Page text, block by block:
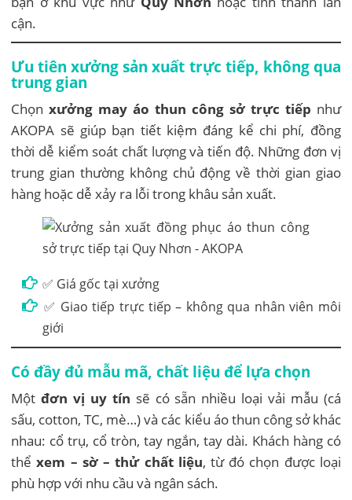
cận.
Ưu tiên xưởng sản xuất trực tiếp, không qua
trung gian
Chọnxưởng may áo thun công sở trực tiếp như
AKOPA sẽ giúp bạn tiết kiệm đáng kể chi phí, đồng
thời dễ kiểm soát chất lượng và tiến độ. Những đơn vị
trung gian thường không chủ động về thời gian giao
hàng hoặc dễ xảy ra lỗi trong khâu sản xuất.
✅ Giá gốc tại xưởng
✅ Giao tiếp trực tiếp – không qua nhân viên môi
giới
Có đầy đủ mẫu mã, chất liệu để lựa chọn
Mộtđơn vị uy tín sẽ có sẵn nhiều loại vải mẫu (cá
sấu, cotton, TC, mè…) và các kiểu áo thun công sở khác
nhau: cổ trụ, cổ tròn, tay ngắn, tay dài. Khách hàng có
thểxem – sờ – thử chất liệu, từ đó chọn được loại
phù hợp với nhu cầu và ngân sách.